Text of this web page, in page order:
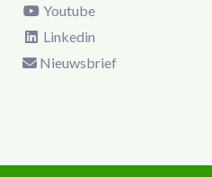
Youtube
Linkedin
Nieuwsbrief